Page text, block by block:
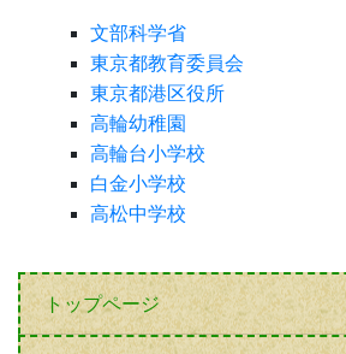
文部科学省
東京都教育委員会
東京都港区役所
高輪幼稚園
高輪台小学校
白金小学校
高松中学校
トップページ